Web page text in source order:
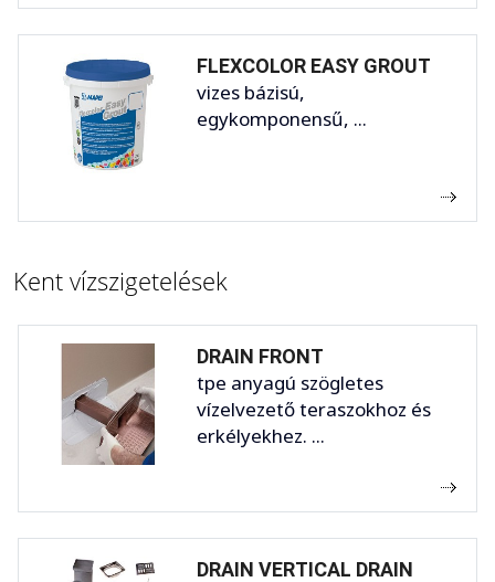
FLEXCOLOR EASY GROUT
vizes bázisú,
egykomponensű, ...
Kent vízszigetelések
DRAIN FRONT
tpe anyagú szögletes
vízelvezető teraszokhoz és
erkélyekhez. ...
DRAIN VERTICAL DRAIN